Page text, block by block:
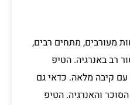
מעורבים, מתחים רבים,
רב באנרגיה. הטיפ
קיבה מלאה. כדאי גם
והאנרגיה. הטיפ